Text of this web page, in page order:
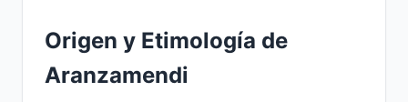
Origen y Etimología de
Aranzamendi